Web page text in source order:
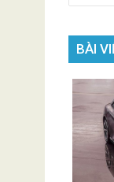
bài
viết
BÀI